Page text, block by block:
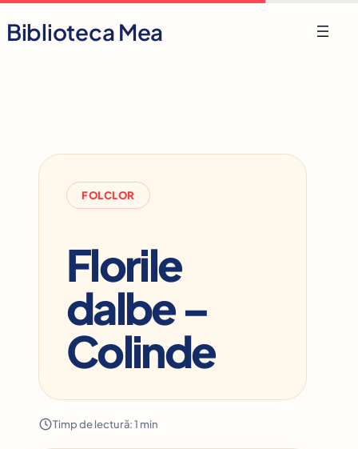
to
Biblioteca Mea
FOLCLOR
Florile
dalbe –
Colinde
Timp de lectură: 1 min